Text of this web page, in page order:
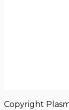
Copyright